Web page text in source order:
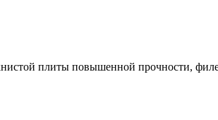
плиты повышенной прочности,